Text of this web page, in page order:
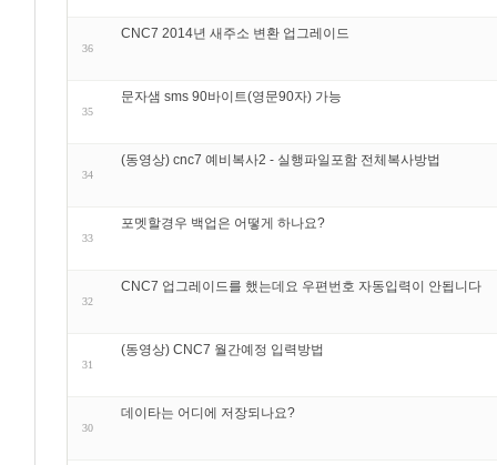
36
CNC7 2014년 새주소 변환 업그레이드
35
문자샘 sms 90바이트(영문90자) 가능
34
(동영상) cnc7 예비복사2 - 실행파일포함 전체복사방법
33
포멧할경우 백업은 어떻게 하나요?
32
CNC7 업그레이드를 했는데요 우편번호 자동입력이 안됩니다
31
(동영상) CNC7 월간예정 입력방법
30
데이타는 어디에 저장되나요?